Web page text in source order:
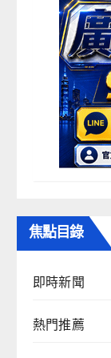
焦點目錄
即時新聞
熱門推薦